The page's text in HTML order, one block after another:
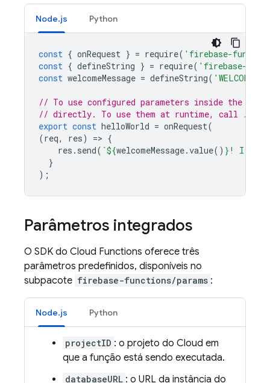
Node.js Python
const { onRequest } = require( 'firebase-
const { defineString } = require( 'firebase-
const welcomeMessage = defineString(
// To use configured parameters inside the
// directly. To use them at runtime, call
export const helloWorld = onRequest(
(req, res) => {
res . send( `${welcomeMessage.value() } ! I am
}
);
Parâmetros integrados
O SDK do Cloud Functions oferece três
parâmetros predefinidos, disponíveis no
subpacote firebase-functions/params :
Node.js Python
projectID : o projeto do Cloud em
que a função está sendo executada.
databaseURL : o URL da instância do